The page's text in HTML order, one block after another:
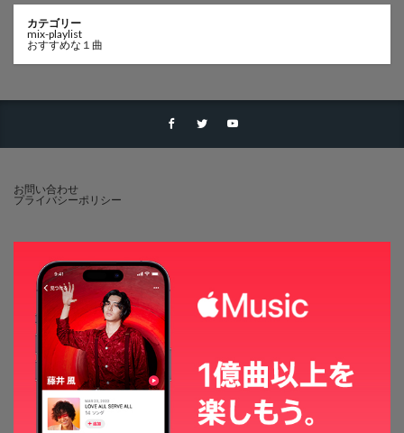
カテゴリー
mix-playlist
おすすめな１曲
お問い合わせ
プライバシーポリシー